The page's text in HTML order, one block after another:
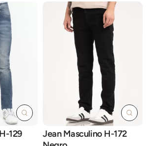
129
Jean Masculino H-172